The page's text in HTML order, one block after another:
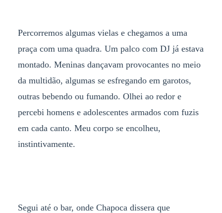
Percorremos algumas vielas e chegamos a uma
praça com uma quadra. Um palco com DJ já estava
montado. Meninas dançavam provocantes no meio
da multidão, algumas se esfregando em garotos,
outras bebendo ou fumando. Olhei ao redor e
percebi homens e adolescentes armados com fuzis
em cada canto. Meu corpo se encolheu,
instintivamente.
Segui até o bar, onde Chapoca dissera que